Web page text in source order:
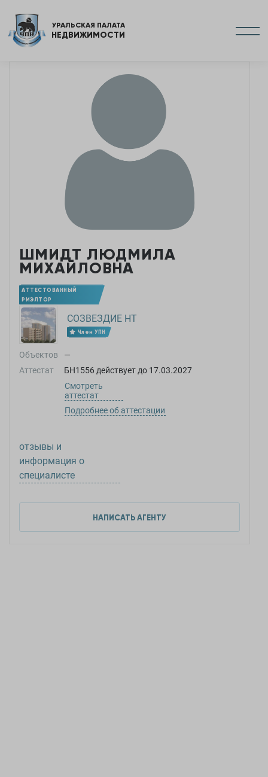
УРАЛЬСКАЯ ПАЛАТА
НЕДВИЖИМОСТИ
ШМИДТ ЛЮДМИЛА
МИХАЙЛОВНА
АТТЕСТОВАННЫЙ
РИЭЛТОР
СОЗВЕЗДИЕ НТ
Член УПН
Объектов
—
Аттестат
БН1556 действует до 17.03.2027
Смотреть
аттестат
Подробнее об аттестации
отзывы и
информация о
специалисте
НАПИСАТЬ АГЕНТУ